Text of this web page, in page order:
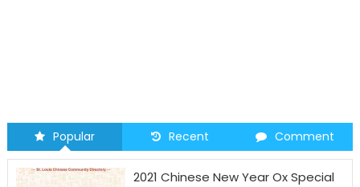
Popular Recent Comment
2021 Chinese New Year Ox Special